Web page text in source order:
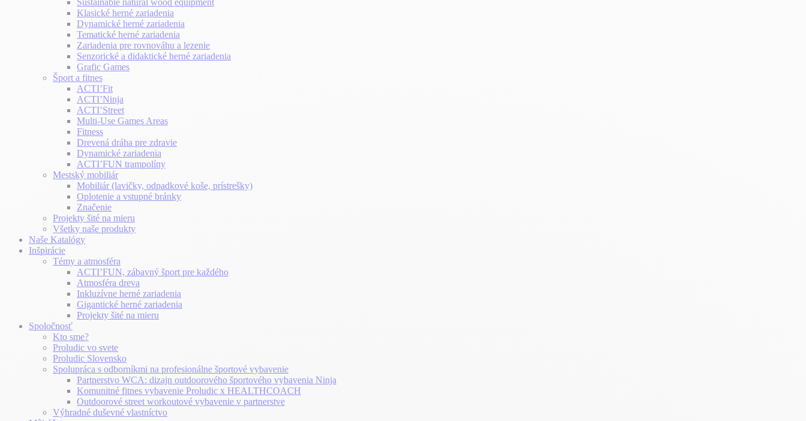
Sustainable natural wood equipment
Klasické herné zariadenia
Dynamické herné zariadenia
Tematické herné zariadenia
Zariadenia pre rovnováhu a lezenie
Senzorické a didaktické herné zariadenia
Grafic Games
Šport a fitnes
ACTI’Fit
ACTI’Ninja
ACTI’Street
Multi-Use Games Areas
Fitness
Drevená dráha pre zdravie
Dynamické zariadenia
ACTI’FUN trampolíny
Mestský mobiliár
Mobiliár (lavičky, odpadkové koše, prístrešky)
Oplotenie a vstupné bránky
Značenie
Projekty šité na mieru
Všetky naše produkty
Naše Katalógy
Inšpirácie
Témy a atmosféra
ACTI’FUN, zábavný šport pre každého
Atmosféra dreva
Inkluzívne herné zariadenia
Gigantické herné zariadenia
Projekty šité na mieru
Spoločnosť
Kto sme?
Proludic vo svete
Proludic Slovensko
Spolupráca s odborníkmi na profesionálne športové vybavenie
Partnerstvo WCA: dizajn outdoorového športového vybavenia Ninja
Komunitné fitnes vybavenie Proludic x HEALTHCOACH
Outdoorové street workoutové vybavenie v partnerstve
Výhradné duševné vlastníctvo